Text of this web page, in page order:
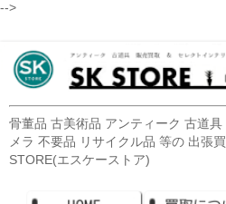
-->
骨董品 古美術品 アンティーク 古道
メラ 不要品 リサイクル品 等の 出張
STORE(エスケーストア)